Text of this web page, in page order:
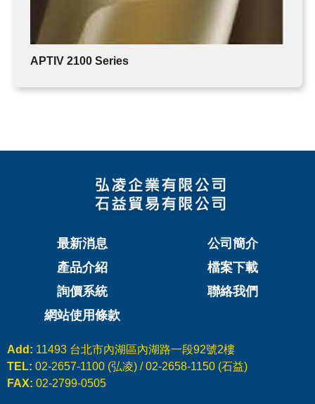
APTIV 2100 Series
最新消息
公司簡介
產品介紹
檔案下載
詢價系統
聯絡我們
網站使用條款
Add: 11493 台北市內湖區內湖路一段92號2樓
TEL: 02-2657-1100 (弘凌) / 02-2658-1150 (石益)
FAX: 02-2799-0505